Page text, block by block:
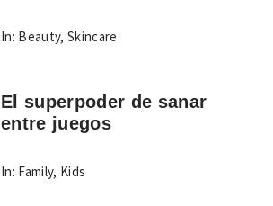
In: Beauty,Skincare
El superpoder de sanar
entre juegos
In: Family, Kids